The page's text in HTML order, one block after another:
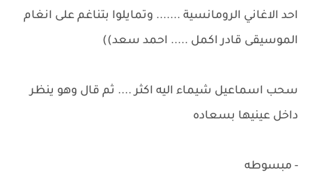
احد الاغاني الرومانسية ....... وتمايلوا بتناغم على انغام
الموسيقى قادر اكمل ..... احمد سعد))
سحب اسماعيل شيماء اليه اكثر .... ثم قال وهو ينظر
داخل عينيها بسعاده
- مبسوطه